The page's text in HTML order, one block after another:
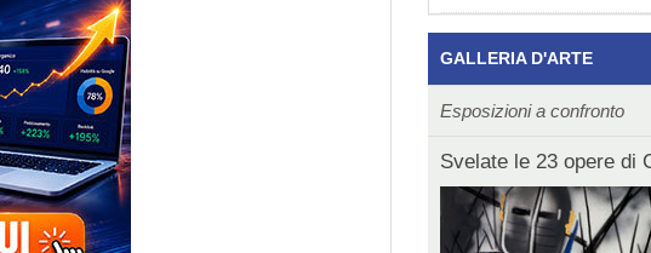
GALLERIA D'ARTE
Esposizioni a confronto
Svelate le 23 opere di